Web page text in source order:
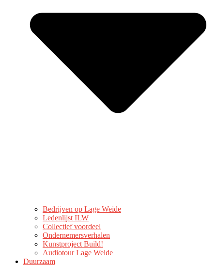
Bedrijven op Lage Weide
Ledenlijst ILW
Collectief voordeel
Ondernemersverhalen
Kunstproject Build!
Audiotour Lage Weide
Duurzaam